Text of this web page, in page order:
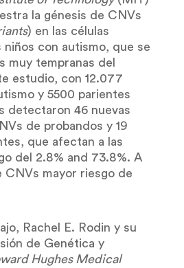
la génesis de CNVs
) en las células
niños con autismo, que se
muy tempranas del
estudio, con 12.077
y 5500 parientes
detectaron 46 nuevas
de probandos y 19
que afectan a las
del 2.8% and 73.8%. A
CNVs mayor riesgo de
Rachel E. Rodin y su
de Genética y
Hughes Medical